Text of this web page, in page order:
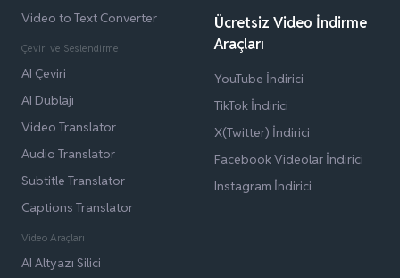
Video to Text Converter
Çeviri ve Seslendirme
AI Çeviri
AI Dublajı
Video Translator
Audio Translator
Subtitle Translator
Captions Translator
Video Araçları
AI Altyazı Silici
Ücretsiz Video İndirme
Araçları
YouTube İndirici
TikTok İndirici
X(Twitter) İndirici
Facebook Videolar İndirici
Instagram İndirici